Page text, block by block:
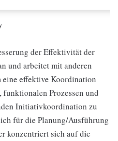
der Effektivität der
und arbeitet mit anderen
eine effektive Koordination
Prozessen und
Initiativkoordination zu
für die Planung/Ausführung
konzentriert sich auf die